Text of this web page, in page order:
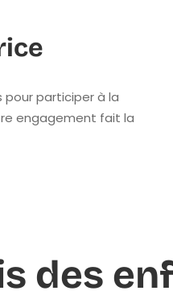
pour participer à la
engagement fait la
des